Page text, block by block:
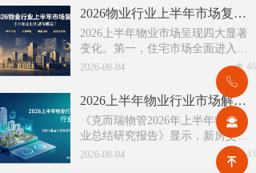
情形由原有6种拓展至9种，新增装
修自住住房、支付自住住房物业费
两大民生场景，同时设置兜底条款
支持其他合规住房消费。这项顶层
政策调整，不仅惠及亿万缴存职
工，也将深度影响存量时代的物业
服务行业。
2026物业行业上半年市场复盘，下半年企业机遇在哪里？
2026上半年物业市场呈现四大显著
变化。第一，住宅市场全面进入存
量化周期，老旧小区连片托管成为
稳定增量来源。零散老旧小区运营
成本高、单独经营难以盈利，连片
整合、片区化托管成为主流模式，
政企协同搭建长效运营机制，依托
社区增值服务反哺基础物业服务，
形成可持续经营闭环。
넶 48
2026-08-04
2026上半年物业行业市场解读，了解行业当下竞争逻辑与长期增长机遇
《克而瑞物管2026年上半年物业行
业总结研究报告》显示，新房交付
规模持续收缩，存量老旧、微型小
区治理成为行业最大课题。以上海
넶 43
2026-08-04
녠
끤
ꂅ